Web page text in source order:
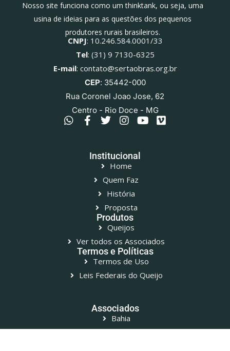
Nosso site funciona como um thinktank, ou seja, uma
usina de ideias para as questões dos pequenos
produtores rurais brasileiros.
CNPJ: 10.246.584.0001/33
Tel: (31) 9 7130-6325
E-mail: contato@sertaobras.org.br
CEP: 35442-000
Rua Coronel Joao Jose, 62
Centro - Rio Doce - MG
Institucional
Home
Quem Faz
História
Proposta
Produtos
Queijos
Ver todos os Associados
Termos e Políticas
Termos de Uso
Leis Federais do Queijo
Associados
Bahia
Canastra